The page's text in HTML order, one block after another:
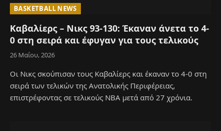
BASKETBALL NEWS
Καβαλίερς – Νικς 93-130: Έκαναν άνετα το 4-
0 στη σειρά και έφυγαν για τους τελικούς
26 Μαΐου, 2026
Οι Νικς σκούπισαν τους Καβαλίερς και έκαναν το 4-0 στη
σειρά των τελικών της Ανατολικής Περιφέρειας,
επιστρέφοντας σε τελικούς NBA μετά από 27 χρόνια.